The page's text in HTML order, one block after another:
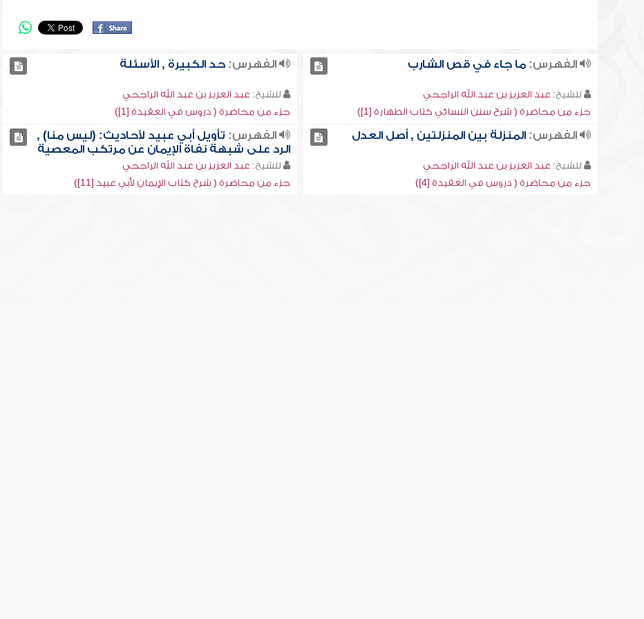
الفهرس:ما جاء في قص الشارب
للشيخ: عبد العزيز بن عبد الله الراجحي
جزء من محاضرة ( شرح سنن النسائي كتاب الطهارة [1])
الفهرس: حد الكبيرة , الأسئلة
للشيخ: عبد العزيز بن عبد الله الراجحي
جزء من محاضرة ( دروس في العقيدة [1])
الفهرس:المنزلة بين المنزلتين , أصل العدل
للشيخ: عبد العزيز بن عبد الله الراجحي
جزء من محاضرة ( دروس في العقيدة [4])
الفهرس: تأويل أبي عبيد لأحاديث: (ليس منا) ,
الرد على شبهة نفاة الإيمان عن مرتكب المعصية
للشيخ: عبد العزيز بن عبد الله الراجحي
جزء من محاضرة ( شرح كتاب الإيمان لأبي عبيد [11])